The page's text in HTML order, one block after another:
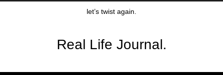
let’s twist again.
Real Life Journal.